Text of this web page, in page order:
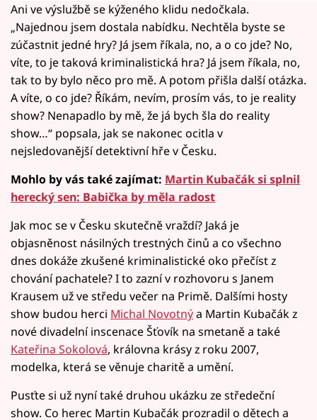
Ani ve výslužbě se kýženého klidu nedočkala.
„Najednou jsem dostala nabídku. Nechtěla byste se
zúčastnit jedné hry? Já jsem říkala, no, a o co jde? No,
víte, to je taková kriminalistická hra? Já jsem říkala, no,
tak to by bylo něco pro mě. A potom přišla další otázka.
A víte, o co jde? Říkám, nevím, prosím vás, to je reality
show? Nenapadlo by mě, že já bych šla do reality
show…“ popsala, jak se nakonec ocitla v
nejsledovanější detektivní hře v Česku.
Mohlo by vás také zajímat: Martin Kubačák si splnil
herecký sen: Babička by měla radost
Jak moc se v Česku skutečně vraždí? Jaká je
objasněnost násilných trestných činů a co všechno
dnes dokáže zkušené kriminalistické oko přečíst z
chování pachatele? I to zazní v rozhovoru s Janem
Krausem už ve středu večer na Primě. Dalšími hosty
show budou herci Michal Novotnýa Martin Kubačák z
nové divadelní inscenace Šťovík na smetaně a také
Kateřina Sokolová, královna krásy z roku 2007,
modelka, která se věnuje charitě a umění.
Pusťte si už nyní také druhou ukázku ze středeční
show. Co herec Martin Kubačák prozradil o dětech a